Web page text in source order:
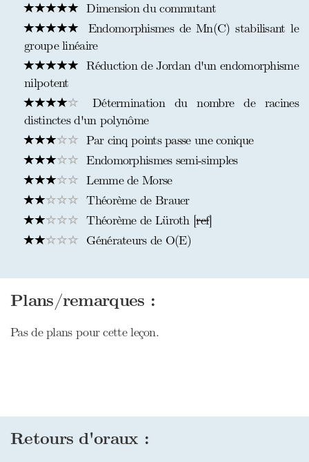
Dimension du commutant
Endomorphismes de Mn(C) stabilisant le
groupe linéaire
Réduction de Jordan d'un endomorphisme
nilpotent
Détermination du nombre de racines
distinctes d'un polynôme
Par cinq points passe une conique
Endomorphismes semi-simples
Lemme de Morse
Théorème de Brauer
Théorème de Lüroth [ref]
Générateurs de O(E)
Plans/remarques :
Pas de plans pour cette leçon.
Retours d'oraux :